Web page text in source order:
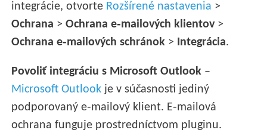
integrácie, otvorte Rozšírené nastavenia >
Ochrana >Ochrana e‑mailových klientov>
Ochrana e‑mailových schránok > Integrácia.
Povoliť integráciu s Microsoft Outlook –
Microsoft Outlook je v súčasnosti jediný
podporovaný e‑mailový klient. E‑mailová
ochrana funguje prostredníctvom pluginu.